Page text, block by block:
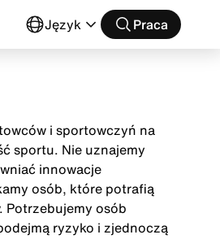
Język Praca
i sportowczyń na
sportu. Nie uznajemy
innowacje
osób, które potrafią
Potrzebujemy osób
ryzyko i zjednoczą